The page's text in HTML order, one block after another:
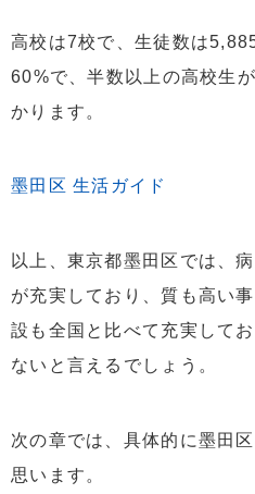
高校は7校で、生徒数は
60%で、半数以上の高校生
かります。
墨田区 生活ガイド
以上、東京都墨田区では、
が充実しており、質も高い
設も全国と比べて充実して
ないと言えるでしょう。
次の章では、具体的に墨田
思います。